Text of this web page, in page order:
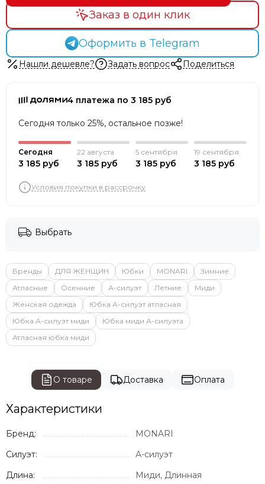
Заказ в один клик
Оформить в Telegram
Нашли дешевле? Задать вопрос Поделиться
4 платежа по 3 185 руб
Сегодня только 25%, остальное позже!
Сегодня
3 185 руб
22 августа
3 185 руб
5 сентября
3 185 руб
19 сентября
3 185 руб
Условия покупки в рассрочку
Выбрать
Бренды ДЛЯ ЖЕНЩИН Юбки MONARI
Зимние
Атласные
Осенние А-силуэт Летние
Миди
Женская одежда
Юбка А-силуэт атласная
Юбка А-силуэт миди
Юбка миди А-силуэта
Атласная юбка миди
О товаре Доставка Оплата
Характеристики
Бренд:
MONARI
Силуэт:
А-силуэт
Длина:
Миди, Длинная